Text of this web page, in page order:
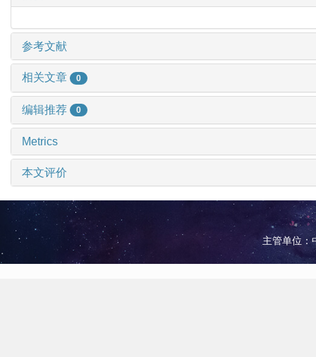
参考文献
相关文章 0
编辑推荐 0
Metrics
本文评价
主管单位：